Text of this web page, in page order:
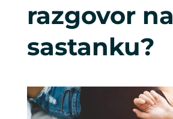
razgovor na
sastanku?